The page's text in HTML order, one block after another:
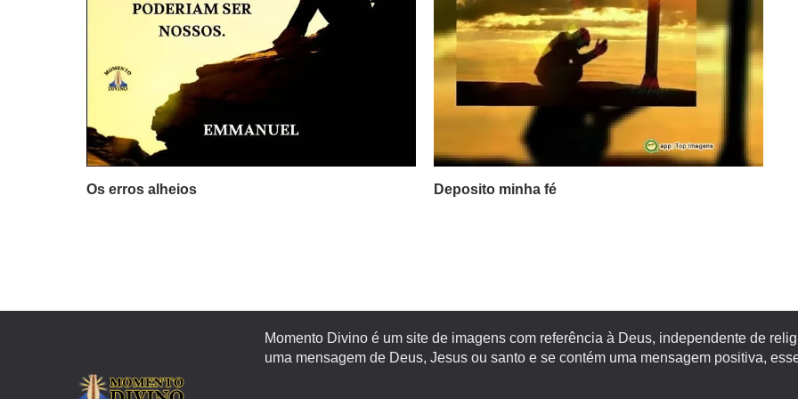
Os erros alheios Deposito minha fé
Momento Divino é um site de imagens com referência à Deus, independente de
uma mensagem de Deus, Jesus ou santo e se contém uma mensagem positiva,